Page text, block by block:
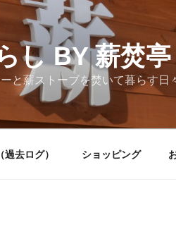
し BY 薪焚亭
と薪ストーブを焚いて暮らす日
去ログ） ショッピング